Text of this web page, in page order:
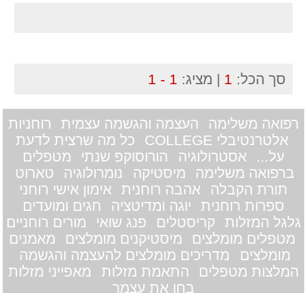
סך הכל: 1 | מציג: 1 - 1
רפואה משלימה העצמה והגשמה עצמית
רוחניות
אלטרנטיבלי COLLEGE
כל מה שרצית לדעת
על...
אסטרולוגיה הורוסוקפ שנתי
מטפלים
ברפואה משלימה
מיסטיקה נומרולוגיה
טארוט
תורת הקבלה
אהבה רוחנית
אימון אישי רוחני
ספרות רוחנית
יוגה ומדיטציה
חגים ומועדים
גלגל המזלות
קריסטלים פנג שואי
מורים רוחניים
מטפלים מומלצים
מיסטיקנים מומלצים
מאמנים
מומלצים
מדריכים מומלצים להעצמה והגשמה
המלצות מטפלים
התאמת מזלות
מאפייני מזלות
בחן את עצמך